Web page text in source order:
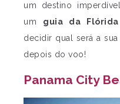
um destino
um guia da
decidir qual será a
depois do voo!
Panama City